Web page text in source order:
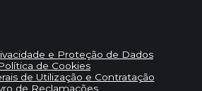
e Proteção de Dados
de Cookies
de Utilização e Contratação
de Reclamações